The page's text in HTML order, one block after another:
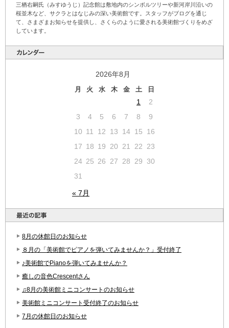
三栖右嗣氏（みすゆうじ）記念館は敷地内のシンボルツリーや新河岸川沿いの
桜並木など、サクラとはなじみの深い美術館です。スタッフがブログを通じ
て、さまざまお知らせを提供し、さくらのように愛される美術館づくりをめざ
しています。
2026年8月
月 火 水 木 金 土 日
« 7月
1
2
3
4 5 6 7 8
9
10 11 12 13 14 15
16
17 18 19 20 21 22
23
24 25 26 27 28 29
30
31
8月の休館日のお知らせ
８月の「美術館でピアノを弾いてみませんか？」受付終了
♪美術館でPianoを弾いてみませんか？
癒しの音色Crescentさん
♫8月の美術館ミニコンサートのお知らせ
美術館ミニコンサート受付終了のお知らせ
7月の休館日のお知らせ